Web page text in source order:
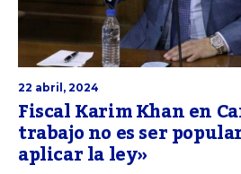
22 abril, 2024
Fiscal Karim Khan en
trabajo no es ser
aplicar la ley»